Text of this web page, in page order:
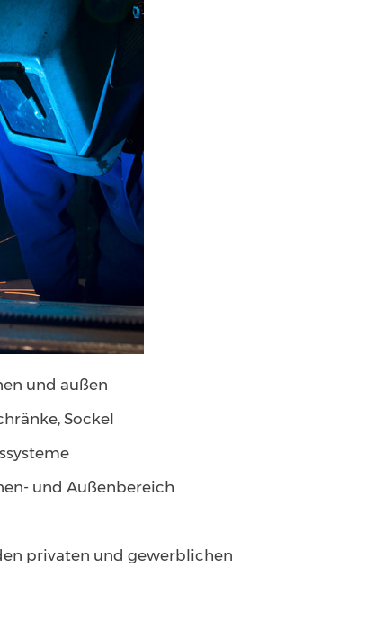
und außen
Sockel
und Außenbereich
privaten und gewerblichen